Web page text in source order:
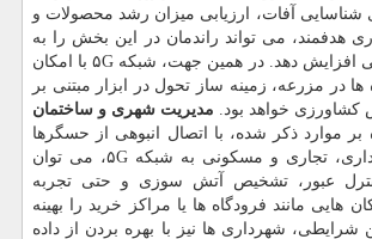
شناسایی آفات، ارزیابی میزان رشد محصولات و
هدفمند، می تواند راندمان در این بخش را به
صورت شایان توجهی افزایش دهد. در همین جهت، شبکه ۵G با امکان
در مزرعه، زمینه ساز تحول در ابزار مبتنی بر
کشاورزی خواهد بود. مدیریت شهری و ساختمان
بر موارد ذکر شده، با اتصال انبوهی از حسگرها
در ساختمان های اداری، تجاری و مسکونی به شبکه ۵G، می توان
عبور، تشخیص آتش سوزی و حتی تجربه
هایی مانند فرودگاه ها یا مراکز خرید را بهینه
شهرداری ها نیز با بهره بردن از داده